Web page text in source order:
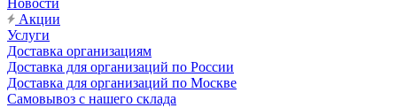
Новости
Акции
Услуги
Доставка организациям
Доставка для организаций по России
Доставка для организаций по Москве
Самовывоз с нашего склада